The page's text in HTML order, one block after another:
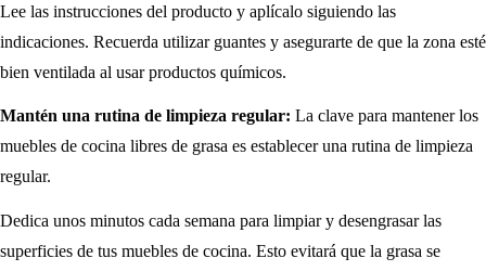
Lee las instrucciones del producto y aplícalo siguiendo las
indicaciones. Recuerda utilizar guantes y asegurarte de que la zona esté
bien ventilada al usar productos químicos.
Mantén una rutina de limpieza regular: La clave para mantener los
muebles de cocina libres de grasa es establecer una rutina de limpieza
regular.
Dedica unos minutos cada semana para limpiar y desengrasar las
superficies de tus muebles de cocina. Esto evitará que la grasa se